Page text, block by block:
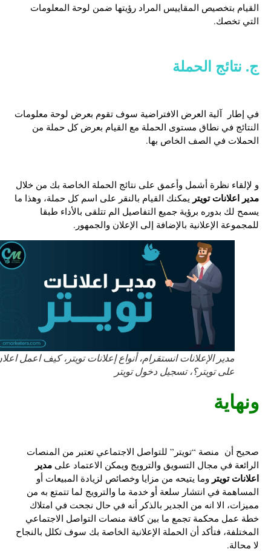
القيام بتخصيص المقاييس المراد رؤيتها ضمن لوحة المعلومات
التي تخصك.
ج. نتائج الحملة
في إطار آلية العرض الافتراضية سوف تقوم بعرض لوحة معلومات
النتائج في نطاق مستوى الحملة مع القيام بعرض كل حملة من
الحملات في الصف الخاص بها.
و لإلقاء نظرة أشمل وأعمق على نتائج الحملة الخاصة بك من خلال
مدير اعلانات تويتريمكنك القيام بالنقر على اسم كل حملة، وهذا ما
يسمح لك بدوره برؤية جميع التفاصيل الم تتلقى بالأداء طبقا
للمجموعة الإعلانية بالإضافة إلى الإعلان والجمهور.
مدير الإعلانات انستقرام، أنواع إعلانات تويتر، كيف اعمل اعلان
على تويتر؟، تسجيل دخول تويتر
ونهاية
صحيح أن منصة “تويتر” للتواصل الاجتماعي تعتبر من المنصات
الرائعة في مجال التسويق والترويج ويمكن الاعتماد علىمدير
اعلانات تويتروما يتيحه من مزايا وخصائص لزيادة المبيعات أو
المساهمة في انتشار سلعة أو خدمة ما والترويج لما تتمتع به من
مميزات، الا انه من الجدير بالذكر أنه في حال نجحت في امتلاك
خطة عمل محكمة تجمع ما بين كافة منصات التواصل الاجتماعي
المختلفة، فتأكد أن الحملة الإعلانية الخاصة بك سوف تكلل بالنجاح
لا محالة.